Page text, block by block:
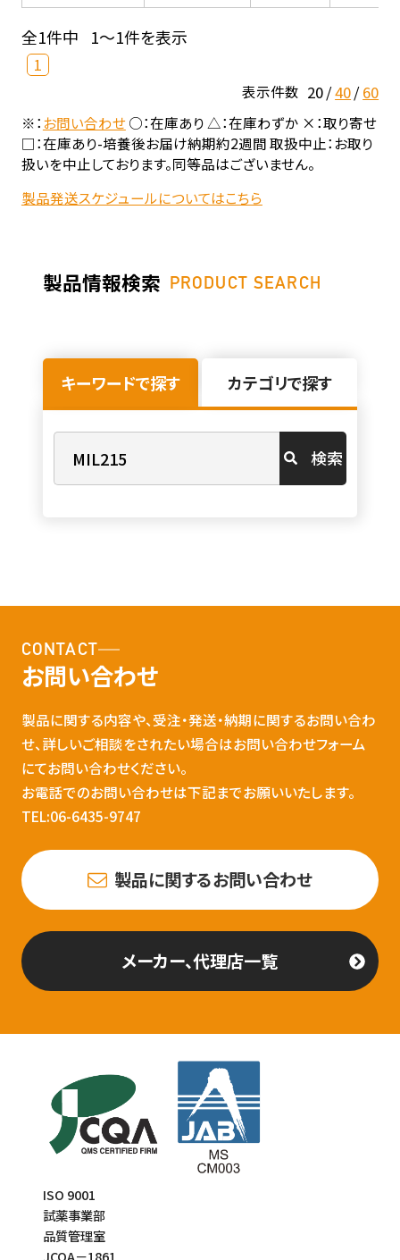
全1件中 1～1件を表示
1
表示件数 20 40 60
※：お問い合わせ○：在庫あり △：在庫わずか ×：取り寄せ
□：在庫あり-培養後お届け納期約2週間 取扱中止：お取り
扱いを中止しております。同等品はございません。
製品発送スケジュールについてはこちら
製品情報検索 PRODUCT SEARCH
キーワードで探す カテゴリで探す
検索
CONTACT
お問い合わせ
製品に関する内容や、受注・発送・納期に関するお問い合わ
せ、詳しいご相談をされたい場合はお問い合わせフォーム
にてお問い合わせください。
お電話でのお問い合わせは下記までお願いいたします。
TEL:06-6435-9747
製品に関するお問い合わせ
メーカー、代理店一覧
ISO 9001
試薬事業部
品質管理室
JCQA－1861